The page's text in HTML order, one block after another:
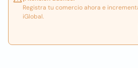
Registra tu comercio ahora e
iGlobal.